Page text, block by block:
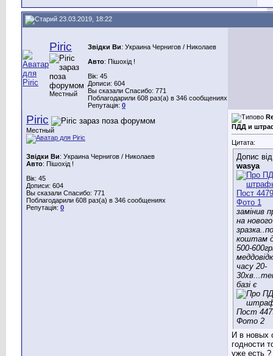
23.03.2019, 18:22
Piric
Местный
Звідки Ви: Украина Чернигов / Николаев
Авто: Пішохід !
Вік: 45
Дописи: 604
Вы сказали Спасибо: 771
Поблагодарили 608 раз(а) в 346 сообщениях
Репутація: 0
Piric
Местный
Звідки Ви: Украина Чернигов / Николаев
Авто: Пішохід !
Вік: 45
Дописи: 604
Вы сказали Спасибо: 771
Поблагодарили 608 раз(а) в 346 сообщениях
Репутація: 0
ПДД и
Цитата:
Допис від
wasya
замінив
на нового
зразка..по
коштам
500-
часу 20-
базі є
И в новых
годности
уже есть ?